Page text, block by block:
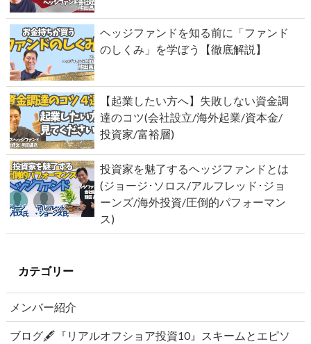
ヘッジファンドを知る前に「ファンド
のしくみ」を学ぼう【徹底解説】
【起業したい方へ】失敗しない資金調
達のコツ(会社設立/海外起業/資本金/
投資家/富裕層)
投資家を魅了するヘッジファンドとは
(ジョージ･ソロス/アルフレッド･ジョ
ーンズ/海外投資/圧倒的パフォーマン
ス)
カテゴリー
メンバー紹介
ブログ🖋『リアルオフショア投資10』スキームとエピソ